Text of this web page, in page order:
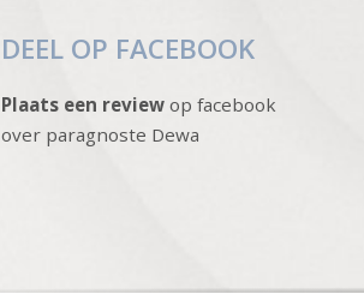
DEEL OP FACEBOOK
Plaats een review op facebook
over paragnoste Dewa